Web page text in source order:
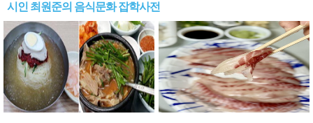
시인 최원준의 음식문화 잡학사전